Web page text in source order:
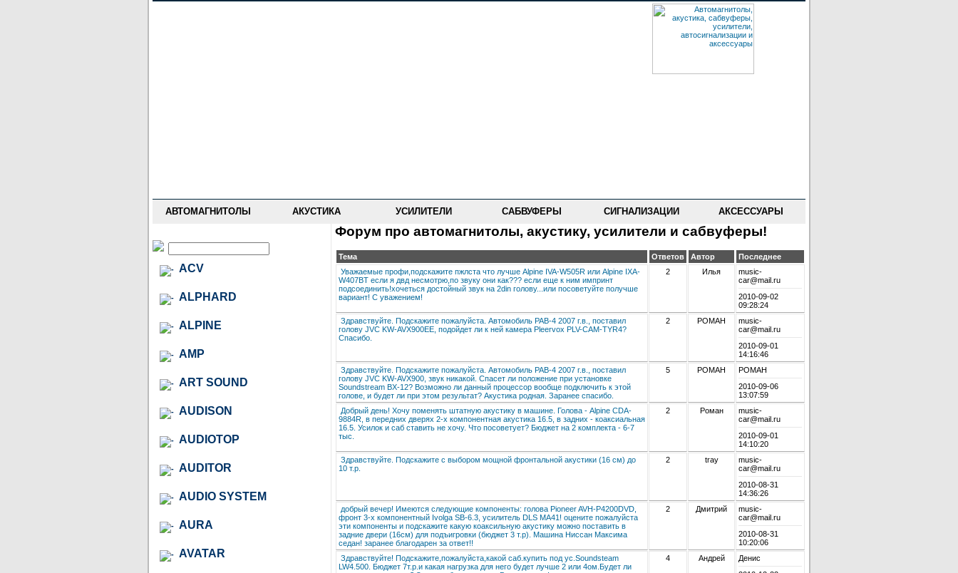
АВТОМАГНИТОЛЫ АКУСТИКА УСИЛИТЕЛИ САБВУФЕРЫ СИГНАЛИЗАЦИИ АКСЕССУАРЫ
ACV
ALPHARD
ALPINE
AMP
ART SOUND
AUDISON
AUDIOTOP
AUDITOR
AUDIO SYSTEM
AURA
AVATAR
Форум про автомагнитолы, акустику, усилители и сабвуферы!
Тема Ответов Автор
Последнее
Уважаемые профи,подскажите пжлста что лучше Alpine IVA-W505R или Alpine IXA-
W407BT если я двд несмотрю,по звуку они как??? если еще к ним импринт
подсоединить!хочеться достойный звук на 2din голову...или посоветуйте получше
вариант! С уважением!
2 Илья
music-
car@mail.ru
2010-09-02
09:28:24
Здравствуйте. Подскажите пожалуйста. Автомобиль РАВ-4 2007 г.в., поставил
голову JVC KW-AVX900EE, подойдет ли к ней камера Pleervox PLV-CAM-TYR4?
Спасибо.
2 РОМАН
music-
car@mail.ru
2010-09-01
14:16:46
Здравствуйте. Подскажите пожалуйста. Автомобиль РАВ-4 2007 г.в., поставил
голову JVC KW-AVX900, звук никакой. Спасет ли положение при установке
Soundstream BX-12? Возможно ли данный процессор вообще подключить к этой
голове, и будет ли при этом результат? Акустика родная. Заранее спасибо.
5 РОМАН
РОМАН
2010-09-06
13:07:59
Добрый день! Хочу поменять штатную акустику в машине. Голова - Alpine CDA-
9884R, в передних дверях 2-х компонентная акустика 16.5, в задних - коаксиальная
16.5. Усилок и саб ставить не хочу. Что посоветует? Бюджет на 2 комплекта - 6-7
тыс.
2 Роман
music-
car@mail.ru
2010-09-01
14:10:20
Здравствуйте. Подскажите с выбором мощной фронтальной акустики (16 см) до
10 т.р.
2 tray
music-
car@mail.ru
2010-08-31
14:36:26
добрый вечер! Имеются следующие компоненты: голова Pioneer AVH-P4200DVD,
фронт 3-х компонентный Ivolga SB-6.3, усилитель DLS MA41! оцените пожалуйста
эти компоненты и подскажите какую коаксильную акустику можно поставить в
задние двери (16см) для подъигровки (бюджет 3 т.р). Машина Ниссан Максима
седан! заранее благодарен за ответ!!
2 Дмитрий
music-
car@mail.ru
2010-08-31
10:20:06
Здравствуйте! Подскажите,пожалуйста,какой саб.купить под ус.Soundsteam
LW4.500. Бюджет 7т.р.и какая нагрузка для него будет лучше 2 или 4ом.Будет ли
4 Андрей
Денис